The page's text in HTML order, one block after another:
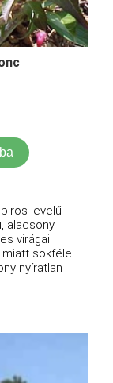
levelű
alacsony
virágai
sokféle
nyíratlan